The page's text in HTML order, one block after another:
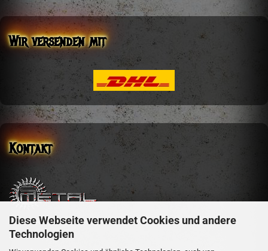
Diese Webseite verwendet Cookies und andere
Technologien
Wir versenden mit
Kontakt
sm-metal-shop
Steffen Mehler